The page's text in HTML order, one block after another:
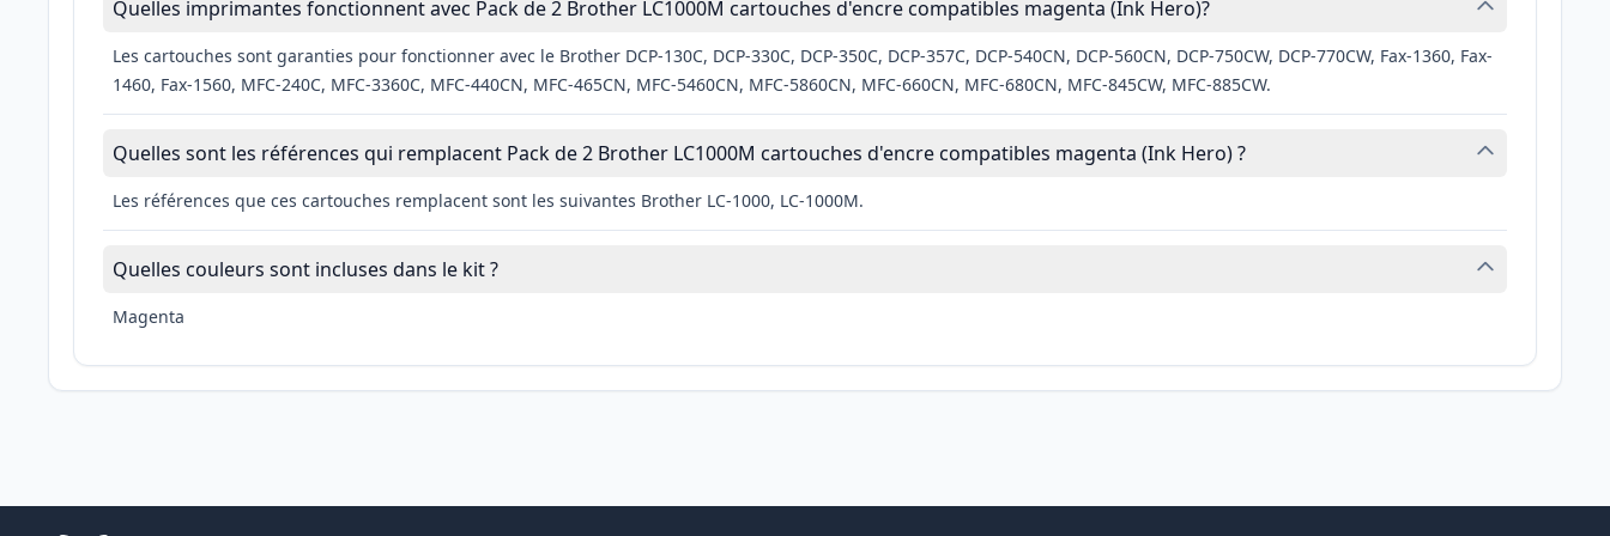
Quelles imprimantes fonctionnent avec Pack de 2 Brother LC1000M cartouches d'encre compatibles magenta (Ink Hero)?
Les cartouches sont garanties pour fonctionner avec le Brother DCP-130C, DCP-330C, DCP-350C, DCP-357C, DCP-540CN, DCP-560CN, DCP-750CW, DCP-770CW, Fax-1360, Fax-
1460, Fax-1560, MFC-240C, MFC-3360C, MFC-440CN, MFC-465CN, MFC-5460CN, MFC-5860CN, MFC-660CN, MFC-680CN, MFC-845CW, MFC-885CW.
Quelles sont les références qui remplacent Pack de 2 Brother LC1000M cartouches d'encre compatibles magenta (Ink Hero) ?
Les références que ces cartouches remplacent sont les suivantes Brother LC-1000, LC-1000M.
Quelles couleurs sont incluses dans le kit ?
Magenta